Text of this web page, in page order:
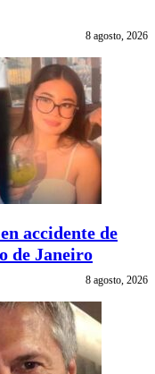
8 agosto, 2026
accidente de
de Janeiro
8 agosto, 2026